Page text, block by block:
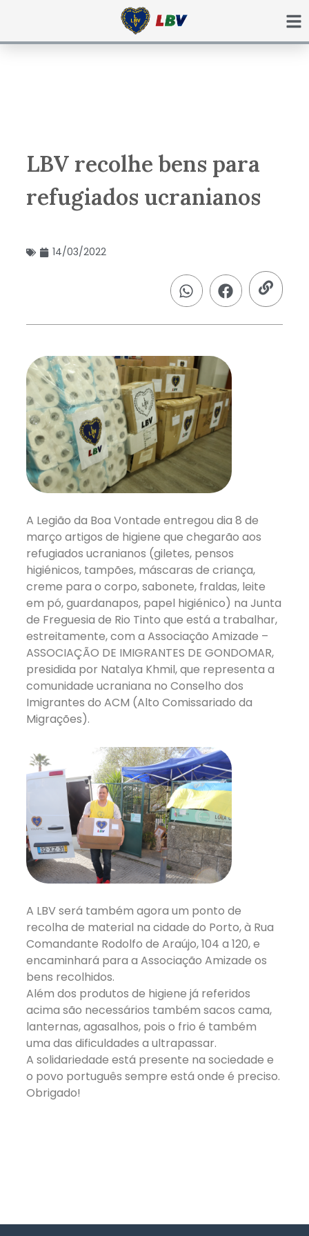
LBV recolhe bens para
refugiados ucranianos
14/03/2022
A Legião da Boa Vontade entregou dia 8 de
março artigos de higiene que chegarão aos
refugiados ucranianos (giletes, pensos
higiénicos, tampões, máscaras de criança,
creme para o corpo, sabonete, fraldas, leite
em pó, guardanapos, papel higiénico) na Junta
de Freguesia de Rio Tinto que está a trabalhar,
estreitamente, com a Associação Amizade –
ASSOCIAÇÃO DE IMIGRANTES DE GONDOMAR,
presidida por Natalya Khmil, que representa a
comunidade ucraniana no Conselho dos
Imigrantes do ACM (Alto Comissariado da
Migrações).
A LBV será também agora um ponto de
recolha de material na cidade do Porto, à Rua
Comandante Rodolfo de Araújo, 104 a 120, e
encaminhará para a Associação Amizade os
bens recolhidos.
Além dos produtos de higiene já referidos
acima são necessários também sacos cama,
lanternas, agasalhos, pois o frio é também
uma das dificuldades a ultrapassar.
A solidariedade está presente na sociedade e
o povo português sempre está onde é preciso.
Obrigado!